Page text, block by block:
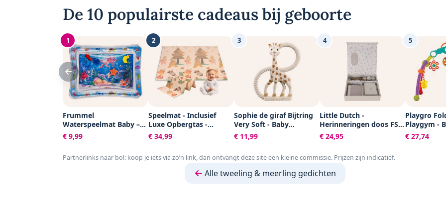
De 10 populairste cadeaus bij geboorte
1
Frummel
Waterspeelmat Baby –
Watermat – Speelkleed –
Opblaasbaar –
Kraamcadeau - Octopus
€ 9,99
2
Speelmat - Inclusief
Luxe Opbergtas -
Dubbelzijdig -
Speelkleed - Speelmat
Speelmat Foam - 150 x
200 cm - Opvouwbaar -
Beige - Baby Speelgoed
€ 34,99
3
Sophie de giraf Bijtring
Very Soft - Baby
speelgoed -
Kraamcadeau -
100% Natuurlijk rubber -
In gerecyled
geschenkdoosje met
€ 11,99
4
Little Dutch -
Herinneringen doos FSC
- Baby Bunny
€ 24,95
5
Playgro
Playgym -
Speelgoed
€ 27,74
Partnerlinks naar bol: koop je iets via zo’n link, dan ontvangt deze site een kleine commissie. Prijzen zijn indicatief.
Alle tweeling & meerling gedichten